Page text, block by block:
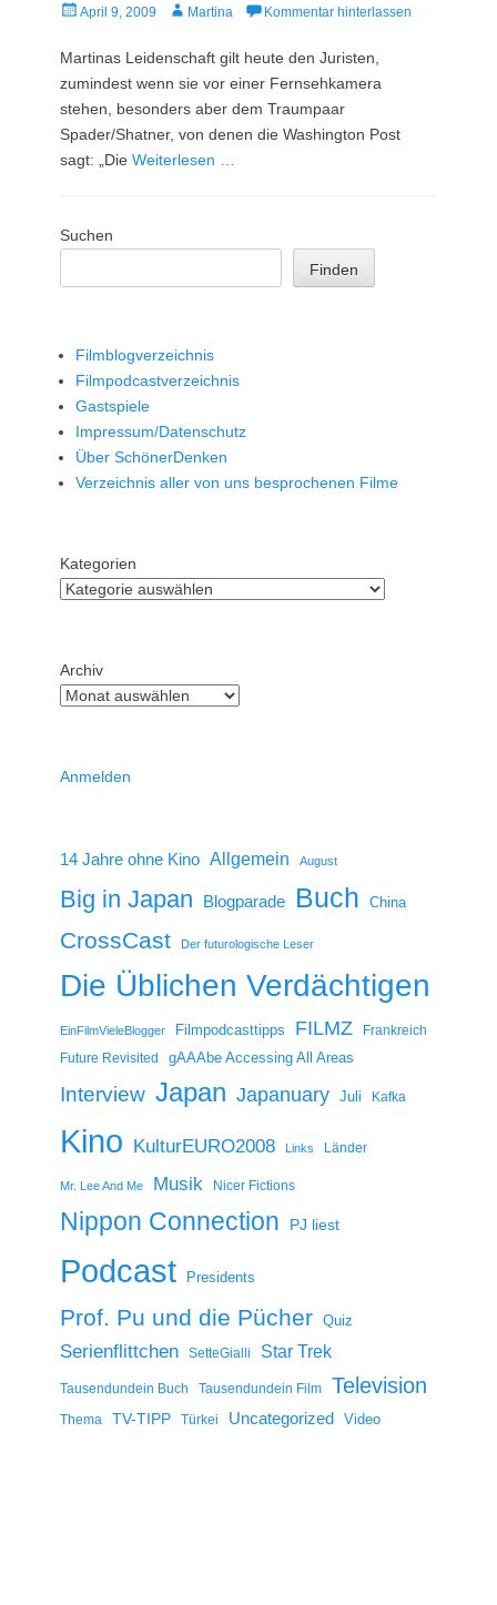
Veröffentlicht
April 9, 2009 AutorMartina Kommentar hinterlassen
Martinas Leidenschaft gilt heute den Juristen,
zumindest wenn sie vor einer Fernsehkamera
stehen, besonders aber dem Traumpaar
Spader/Shatner, von denen die Washington Post
sagt: „Die Weiterlesen …
Suchen
Finden
Filmblogverzeichnis
Filmpodcastverzeichnis
Gastspiele
Impressum/Datenschutz
Über SchönerDenken
Verzeichnis aller von uns besprochenen Filme
Kategorien
Archiv
Anmelden
14 Jahre ohne Kino Allgemein August
Big in Japan Blogparade Buch China
CrossCast Der futurologische Leser
Die Üblichen Verdächtigen
EinFilmVieleBlogger Filmpodcasttipps FILMZ
Frankreich
Future Revisited
gAAAbe Accessing All Areas
Interview Japan Japanuary Juli Kafka
Kino KulturEURO2008 Links Länder
Mr. Lee And Me Musik Nicer Fictions
Nippon Connection PJ liest
Podcast Presidents
Prof. Pu und die Pücher Quiz
Serienflittchen SetteGialli Star Trek
Tausendundein Buch Tausendundein Film Television
Thema TV-TIPP Türkei Uncategorized Video